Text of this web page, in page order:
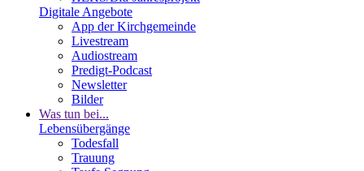
Digitale Angebote
App der Kirchgemeinde
Livestream
Audiostream
Predigt-Podcast
Newsletter
Bilder
Was tun bei...
Lebensübergänge
Todesfall
Trauung